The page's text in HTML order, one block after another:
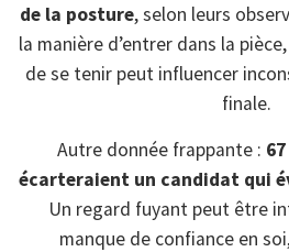
de la posture, selon leurs
la manière d’entrer dans la
de se tenir peut influencer
finale.
Autre donnée frappante :
écarteraient un candidat qui
Un regard fuyant peut être
manque de confiance en